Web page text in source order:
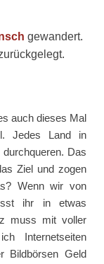
gewandert.
auch dieses Mal
Jedes Land in
Das
Ziel und zogen
Wenn wir von
ihr in etwas
muss mit voller
Internetseiten
Bildbörsen Geld